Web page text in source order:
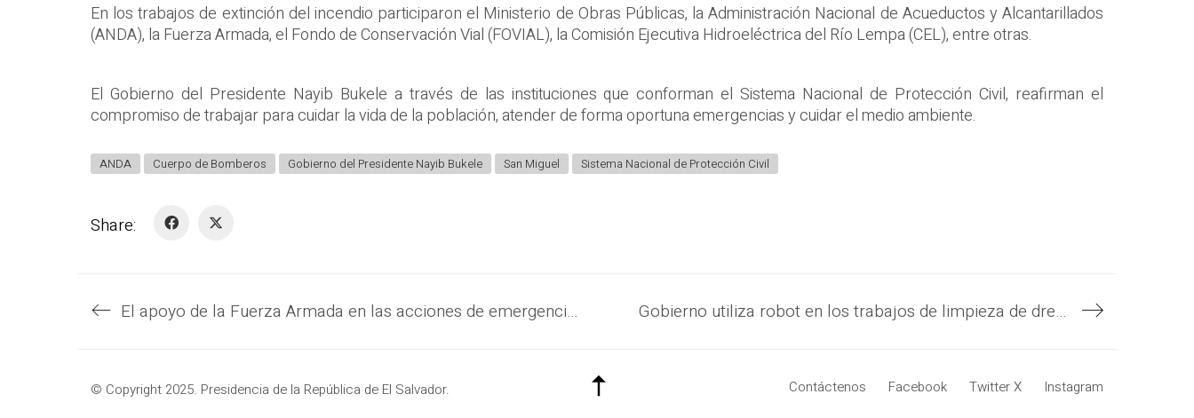
En los trabajos de extinción del incendio participaron el Ministerio de Obras Públicas, la Administración Nacional de Acueductos y Alcantarillados
(ANDA), la Fuerza Armada, el Fondo de Conservación Vial (FOVIAL), la Comisión Ejecutiva Hidroeléctrica del Río Lempa (CEL), entre otras.
El Gobierno del Presidente Nayib Bukele a través de las instituciones que conforman el Sistema Nacional de Protección Civil, reafirman el
compromiso de trabajar para cuidar la vida de la población, atender de forma oportuna emergencias y cuidar el medio ambiente.
ANDA Cuerpo de Bomberos Gobierno del Presidente Nayib Bukele San Miguel Sistema Nacional de Protección Civil
Share:
El apoyo de la Fuerza Armada en las acciones de emergencia es clave para salvaguardar la vida de la población Gobierno utiliza robot en los trabajos de limpieza de drenajes de la 49a avenida Sur y Alameda Roosevelt
Contáctenos Facebook Twitter X Instagram
© Copyright 2025. Presidencia de la República de El Salvador.